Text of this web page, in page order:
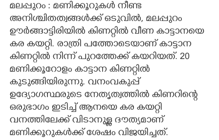
മലപ്പുറം : മണിക്കൂറുകൾ നീണ്ട
അനിശ്ചിതത്വങ്ങൾക്ക് ഒടുവിൽ,​ മലപ്പുറം
ഊർങ്ങാട്ടിരിയിൽ കിണറ്റിൽ വീണ കാട്ടാനയെ
കര കയറ്റി. രാത്രി പത്തോടെയാണ് കാട്ടാന
കിണറ്റിൽ നിന്ന് പുറത്തേക്ക് കയറിയത്. 20
മണിക്കൂറോളം കാട്ടാന കിണറ്റിൽ
കുടുങ്ങിയിരുന്നു. വനംവകുപ്പ്
ഉദ്യോഗസ്ഥരുടെ നേതൃത്വത്തിൽ കിണറിന്റെ
ഒരുഭാഗം ഇടിച്ച് ആനയെ കര കയറ്റി
വനത്തിലേക്ക് വിടാനുള്ള ദൗത്യമാണ്
മണിക്കൂറുകൾക്ക് ശേഷം വിജയിച്ചത്.